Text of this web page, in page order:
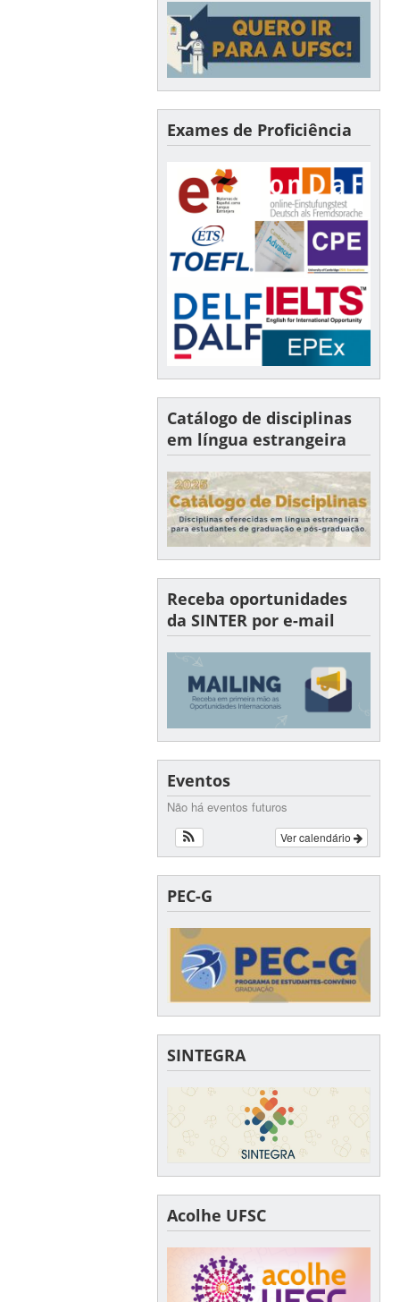
Exames de Proficiência
Catálogo de disciplinas
em língua estrangeira
Receba oportunidades
da SINTER por e-mail
Eventos
Não há eventos futuros
Ver calendário
PEC-G
SINTEGRA
Acolhe UFSC